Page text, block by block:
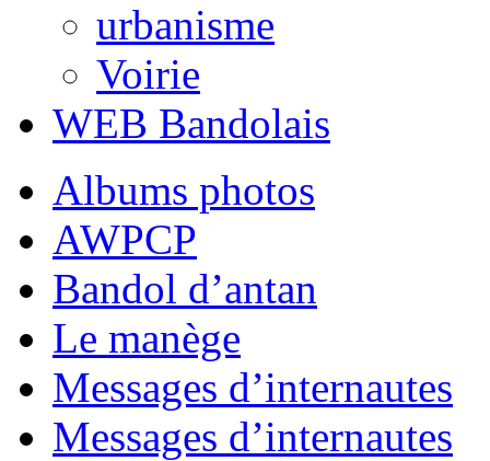
urbanisme
Voirie
WEB Bandolais
Albums photos
AWPCP
Bandol d’antan
Le manège
Messages d’internautes
Messages d’internautes